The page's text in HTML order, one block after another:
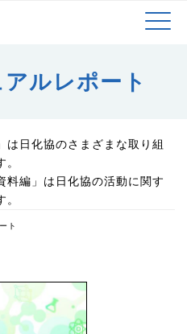
ルレポート
は日化協のさまざまな取り組
料編」は日化協の活動に関す
ト